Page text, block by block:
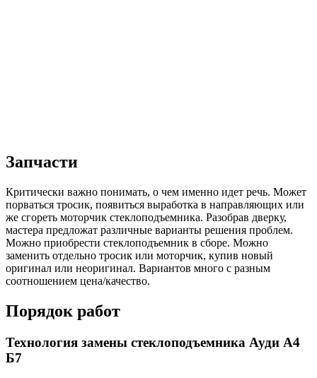
Запчасти
Критически важно понимать, о чем именно идет речь. Может
порваться тросик, появиться выработка в направляющих или
же сгореть моторчик стеклоподъемника. Разобрав дверку,
мастера предложат различные варианты решения проблем.
Можно приобрести стеклоподъемник в сборе. Можно
заменить отдельно тросик или моторчик, купив новый
оригинал или неоригинал. Вариантов много с разным
соотношением цена/качество.
Порядок работ
Технология замены стеклоподъемника Ауди А4
Б7